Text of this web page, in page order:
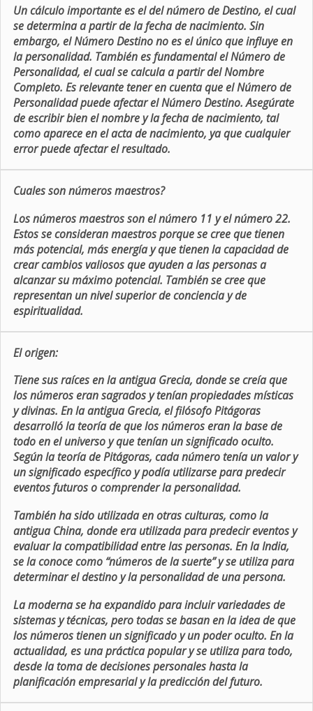
Un cálculo importante es el del número de Destino, el cual
se determina a partir de la fecha de nacimiento. Sin
embargo, el Número Destino no es el único que influye en
la personalidad. También es fundamental el Número de
Personalidad, el cual se calcula a partir del Nombre
Completo. Es relevante tener en cuenta que el Número de
Personalidad puede afectar el Número Destino. Asegúrate
de escribir bien el nombre y la fecha de nacimiento, tal
como aparece en el acta de nacimiento, ya que cualquier
error puede afectar el resultado.
Cuales son números maestros?
Los números maestros son el número 11 y el número 22.
Estos se consideran maestros porque se cree que tienen
más potencial, más energía y que tienen la capacidad de
crear cambios valiosos que ayuden a las personas a
alcanzar su máximo potencial. También se cree que
representan un nivel superior de conciencia y de
espiritualidad.
El origen:
Tiene sus raíces en la antigua Grecia, donde se creía que
los números eran sagrados y tenían propiedades místicas
y divinas. En la antigua Grecia, el filósofo Pitágoras
desarrolló la teoría de que los números eran la base de
todo en el universo y que tenían un significado oculto.
Según la teoría de Pitágoras, cada número tenía un valor y
un significado específico y podía utilizarse para predecir
eventos futuros o comprender la personalidad.
También ha sido utilizada en otras culturas, como la
antigua China, donde era utilizada para predecir eventos y
evaluar la compatibilidad entre las personas. En la India,
se la conoce como “números de la suerte” y se utiliza para
determinar el destino y la personalidad de una persona.
La moderna se ha expandido para incluir variedades de
sistemas y técnicas, pero todas se basan en la idea de que
los números tienen un significado y un poder oculto. En la
actualidad, es una práctica popular y se utiliza para todo,
desde la toma de decisiones personales hasta la
planificación empresarial y la predicción del futuro.